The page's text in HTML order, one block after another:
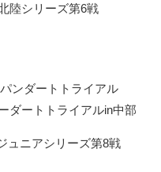
陸シリーズ第6戦
ンダートトライアル
ダートトライアルin中部
ュニアシリーズ第8戦